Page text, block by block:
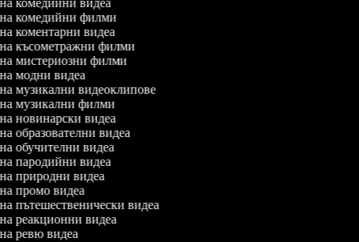
на комедийни видеа
на комедийни филми
на коментарни видеа
на късометражни филми
на мистериозни филми
на модни видеа
на музикални видеоклипове
на музикални филми
на новинарски видеа
на образователни видеа
на обучителни видеа
на пародийни видеа
на природни видеа
на промо видеа
на пътешественически видеа
на реакционни видеа
на ревю видеа